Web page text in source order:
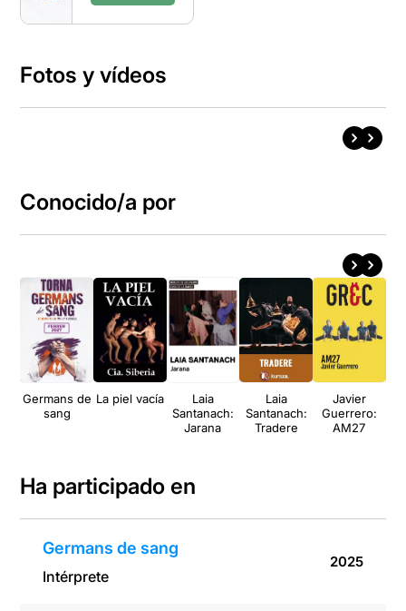
Fotos y vídeos
Conocido/a por
Germans de
sang
La piel vacía
Laia
Santanach:
Jarana
Laia
Santanach:
Tradere
Javier
Guerrero:
AM27
Ha participado en
Germans de sang
Intérprete
2025